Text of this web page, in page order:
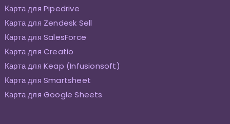
Карта для Pipedrive
Карта для Zendesk Sell
Карта для SalesForce
Карта для Creatio
Карта для Keap (Infusionsoft)
Карта для Smartsheet
Карта для Google Sheets